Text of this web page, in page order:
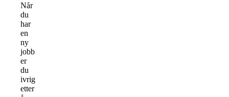
Når
du
har
en
ny
jobb
er
du
ivrig
etter